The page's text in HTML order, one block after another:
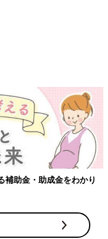
症対策、知っておいて！